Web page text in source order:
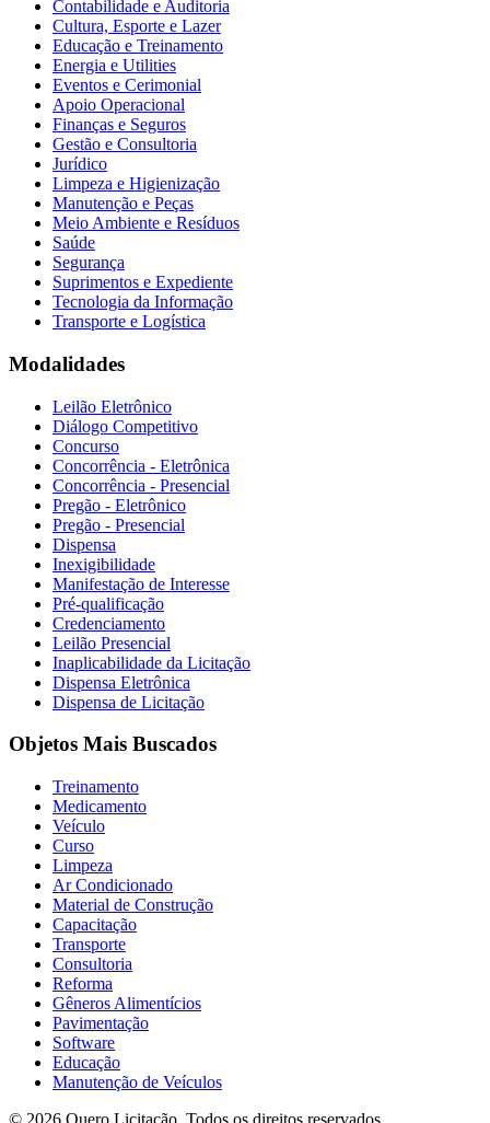
Contabilidade e Auditoria
Cultura, Esporte e Lazer
Educação e Treinamento
Energia e Utilities
Eventos e Cerimonial
Apoio Operacional
Finanças e Seguros
Gestão e Consultoria
Jurídico
Limpeza e Higienização
Manutenção e Peças
Meio Ambiente e Resíduos
Saúde
Segurança
Suprimentos e Expediente
Tecnologia da Informação
Transporte e Logística
Modalidades
Leilão Eletrônico
Diálogo Competitivo
Concurso
Concorrência - Eletrônica
Concorrência - Presencial
Pregão - Eletrônico
Pregão - Presencial
Dispensa
Inexigibilidade
Manifestação de Interesse
Pré-qualificação
Credenciamento
Leilão Presencial
Inaplicabilidade da Licitação
Dispensa Eletrônica
Dispensa de Licitação
Objetos Mais Buscados
Treinamento
Medicamento
Veículo
Curso
Limpeza
Ar Condicionado
Material de Construção
Capacitação
Transporte
Consultoria
Reforma
Gêneros Alimentícios
Pavimentação
Software
Educação
Manutenção de Veículos
© 2026 Quero Licitação. Todos os direitos reservados.